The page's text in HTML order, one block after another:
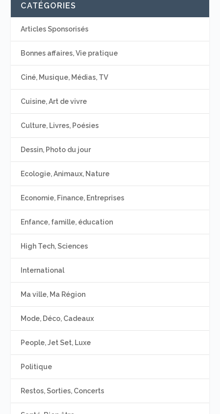
CATÉGORIES
Articles Sponsorisés
Bonnes affaires, Vie pratique
Ciné, Musique, Médias, TV
Cuisine, Art de vivre
Culture, Livres, Poésies
Dessin, Photo du jour
Ecologie, Animaux, Nature
Economie, Finance, Entreprises
Enfance, famille, éducation
High Tech, Sciences
International
Ma ville, Ma Région
Mode, Déco, Cadeaux
People, Jet Set, Luxe
Politique
Restos, Sorties, Concerts